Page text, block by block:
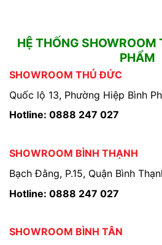
HỆ THỐNG SHOWROOM
PHẨM
SHOWROOM THỦ ĐỨC
Quốc lộ 13, Phường Hiệp Bình
Hotline: 0888 247 027
SHOWROOM BÌNH THẠNH
Bạch Đằng, P.15, Quận Bình
Hotline: 0888 247 027
SHOWROOM BÌNH TÂN